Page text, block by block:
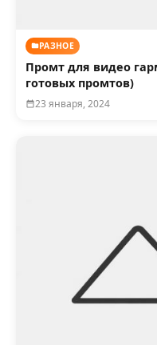
РАЗНОЕ
Промт для видео
готовых промтов)
23 января, 2024